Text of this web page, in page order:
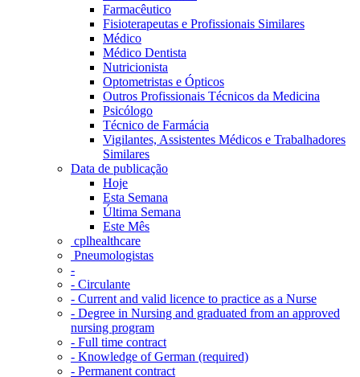
Farmacêutico
Fisioterapeutas e Profissionais Similares
Médico
Médico Dentista
Nutricionista
Optometristas e Ópticos
Outros Profissionais Técnicos da Medicina
Psicólogo
Técnico de Farmácia
Vigilantes, Assistentes Médicos e Trabalhadores
Similares
Data de publicação
Hoje
Esta Semana
Última Semana
Este Mês
‎ cplhealthcare‬
Pneumologistas
-
- Circulante
- Current and valid licence to practice as a Nurse
- Degree in Nursing and graduated from an approved
nursing program
- Full time contract
- Knowledge of German (required)
- Permanent contract